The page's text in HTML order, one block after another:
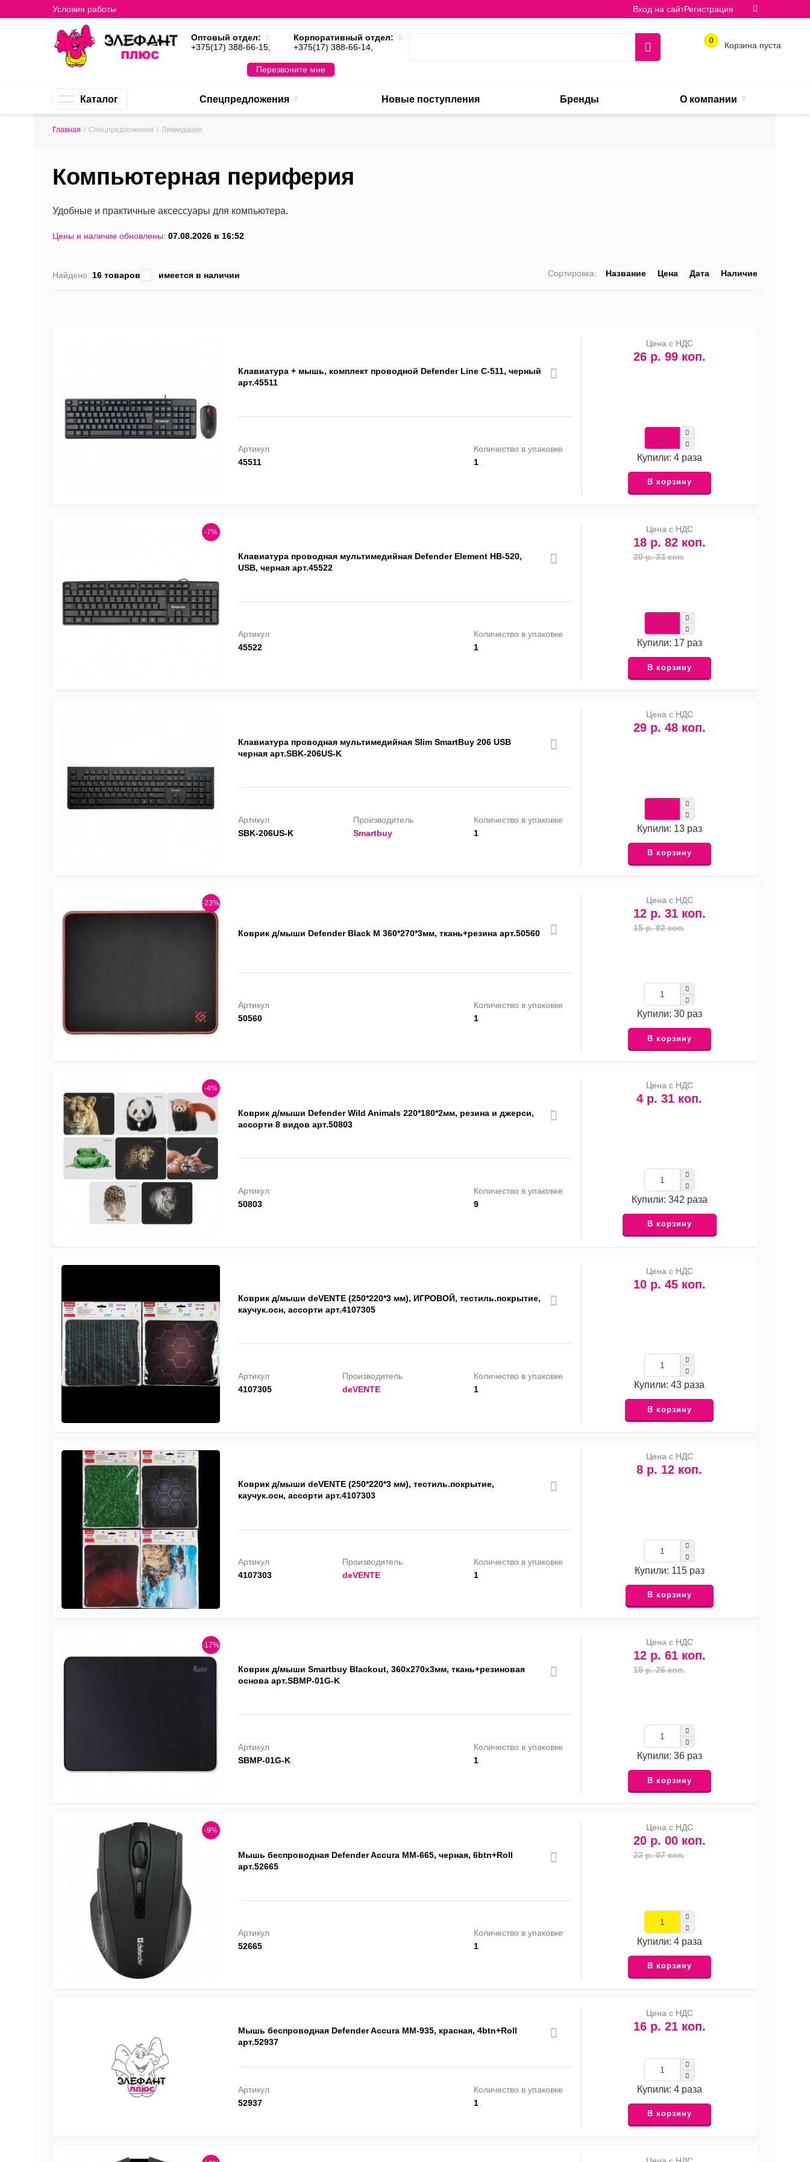
Условия работы Вход на сайтРегистрация
0 Корзина пуста
Оптовый отдел:
+375(17) 388-66-15,
Корпоративный отдел:
+375(17) 388-66-14,
Перезвоните мне
Каталог Спецпредложения Новые поступления Бренды О компании
Главная / Спецпредложения / Ликвидация
Компьютерная периферия
Удобные и практичные аксессуары для компьютера.
Цены и наличие обновлены: 07.08.2026 в 16:52.
Найдено: 16 товаров имеется в наличии Сортировка: Название Цена Дата Наличие
Клавиатура + мышь, комплект проводной Defender Line C-511, черный
арт.45511
Артикул
45511
Количество в упаковке
1
Цена с НДС
26 р. 99 коп.
Купили: 4 раза
В корзину
-7%
Клавиатура проводная мультимедийная Defender Element HB-520,
USB, черная арт.45522
Артикул
45522
Количество в упаковке
1
Цена с НДС
18 р. 82 коп.
20 р. 33 коп.
Купили: 17 раз
В корзину
Клавиатура проводная мультимедийная Slim SmartBuy 206 USB
черная арт.SBK-206US-K
Артикул
SBK-206US-K
Производитель
Smartbuy
Количество в упаковке
1
Цена с НДС
29 р. 48 коп.
Купили: 13 раз
В корзину
-23%
Коврик д/мыши Defender Black M 360*270*3мм, ткань+резина арт.50560
Артикул
50560
Количество в упаковке
1
Цена с НДС
12 р. 31 коп.
15 р. 92 коп.
Купили: 30 раз
В корзину
-4%
Коврик д/мыши Defender Wild Animals 220*180*2мм, резина и джерси,
ассорти 8 видов арт.50803
Артикул
50803
Количество в упаковке
9
Цена с НДС
4 р. 31 коп.
Купили: 342 раза
В корзину
Коврик д/мыши deVENTE (250*220*3 мм), ИГРОВОЙ, тестиль.покрытие,
каучук.осн, ассорти арт.4107305
Артикул
4107305
Производитель
deVENTE
Количество в упаковке
1
Цена с НДС
10 р. 45 коп.
Купили: 43 раза
В корзину
Коврик д/мыши deVENTE (250*220*3 мм), тестиль.покрытие,
каучук.осн, ассорти арт.4107303
Артикул
4107303
Производитель
deVENTE
Количество в упаковке
1
Цена с НДС
8 р. 12 коп.
Купили: 115 раз
В корзину
-17%
Коврик д/мыши Smartbuy Blackout, 360х270х3мм, ткань+резиновая
основа арт.SBMP-01G-K
Артикул
SBMP-01G-K
Количество в упаковке
1
Цена с НДС
12 р. 61 коп.
15 р. 26 коп.
Купили: 36 раз
В корзину
-9%
Мышь беспроводная Defender Accura MM-665, черная, 6btn+Roll
арт.52665
Артикул
52665
Количество в упаковке
1
Цена с НДС
20 р. 00 коп.
22 р. 07 коп.
Купили: 4 раза
В корзину
Мышь беспроводная Defender Accura MM-935, красная, 4btn+Roll
арт.52937
Артикул
52937
Количество в упаковке
1
Цена с НДС
16 р. 21 коп.
Купили: 4 раза
В корзину